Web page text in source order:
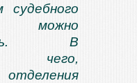
судебного
можно
В
чего,
отделения